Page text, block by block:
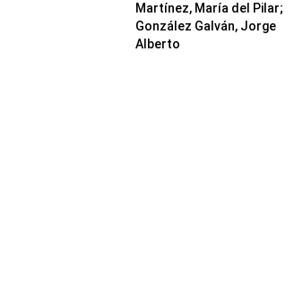
Martínez, María del Pilar;
González Galván, Jorge
Alberto